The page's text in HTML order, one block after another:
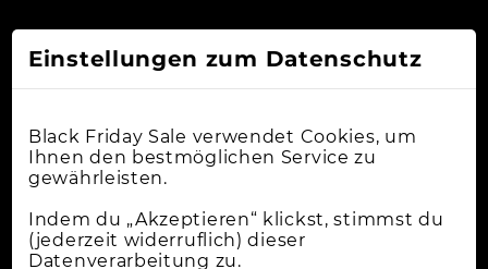
Einstellungen zum Datenschutz
Black Friday Sale verwendet Cookies, um
Ihnen den bestmöglichen Service zu
gewährleisten.
Indem du „Akzeptieren“ klickst, stimmst du
(jederzeit widerruflich) dieser
Datenverarbeitung zu.